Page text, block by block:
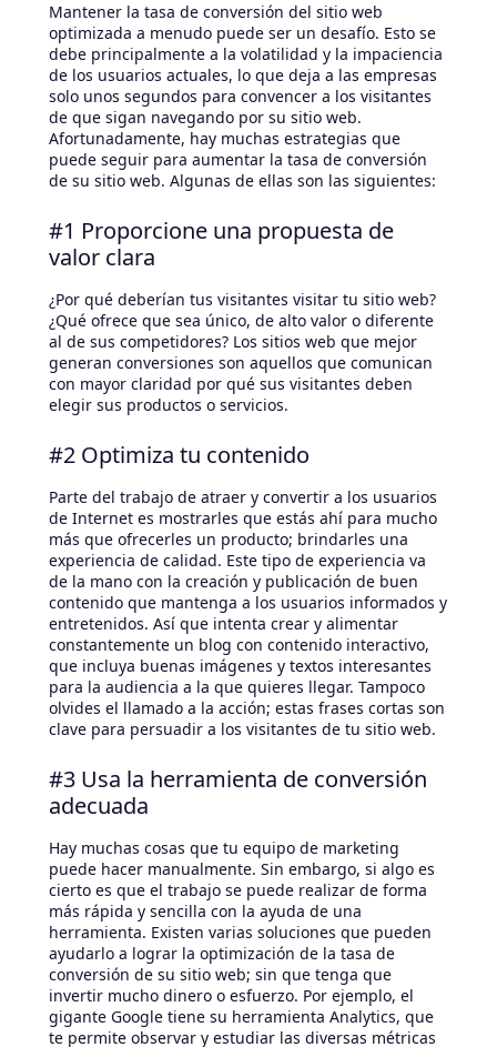
Mantener la tasa de conversión del sitio web
optimizada a menudo puede ser un desafío. Esto se
debe principalmente a la volatilidad y la impaciencia
de los usuarios actuales, lo que deja a las empresas
solo unos segundos para convencer a los visitantes
de que sigan navegando por su sitio web.
Afortunadamente, hay muchas estrategias que
puede seguir para aumentar la tasa de conversión
de su sitio web. Algunas de ellas son las siguientes:
#1 Proporcione una propuesta de
valor clara
¿Por qué deberían tus visitantes visitar tu sitio web?
¿Qué ofrece que sea único, de alto valor o diferente
al de sus competidores? Los sitios web que mejor
generan conversiones son aquellos que comunican
con mayor claridad por qué sus visitantes deben
elegir sus productos o servicios.
#2 Optimiza tu contenido
Parte del trabajo de atraer y convertir a los usuarios
de Internet es mostrarles que estás ahí para mucho
más que ofrecerles un producto; brindarles una
experiencia de calidad. Este tipo de experiencia va
de la mano con la creación y publicación de buen
contenido que mantenga a los usuarios informados y
entretenidos. Así que intenta crear y alimentar
constantemente un blog con contenido interactivo,
que incluya buenas imágenes y textos interesantes
para la audiencia a la que quieres llegar. Tampoco
olvides el llamado a la acción; estas frases cortas son
clave para persuadir a los visitantes de tu sitio web.
#3 Usa la herramienta de conversión
adecuada
Hay muchas cosas que tu equipo de marketing
puede hacer manualmente. Sin embargo, si algo es
cierto es que el trabajo se puede realizar de forma
más rápida y sencilla con la ayuda de una
herramienta. Existen varias soluciones que pueden
ayudarlo a lograr la optimización de la tasa de
conversión de su sitio web; sin que tenga que
invertir mucho dinero o esfuerzo. Por ejemplo, el
gigante Google tiene su herramienta Analytics, que
te permite observar y estudiar las diversas métricas